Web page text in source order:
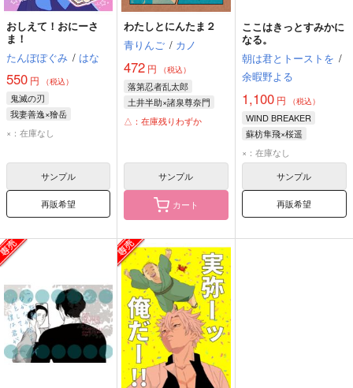
おしえて！おにーさ
ま！
たんぽぽぐみ / はな
550 円 （税込）
鬼滅の刃
我妻善逸×獪岳
我妻善逸
×：在庫なし
サンプル
再販希望
わたしとにんたま２
青りんご / カノ
472 円 （税込）
落第忍者乱太郎
土井半助×諸泉尊奈門
土井半助
諸泉尊奈門
△：在庫残りわずか
サンプル
カート
ここはきっとすみかに
なる。
朝は君とトーストを /
余暇野よる
1,100円 （税込）
WIND BREAKER
蘇枋隼飛×桜遥
蘇枋隼飛
×：在庫なし
サンプル
再販希望